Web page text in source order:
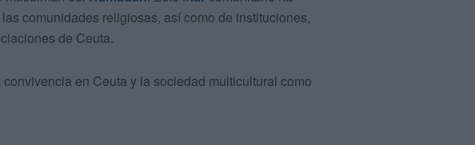
comunidades religiosas, así como de instituciones,
de Ceuta.
en Ceuta y la sociedad multicultural como